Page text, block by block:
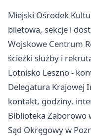
Miejski Ośrodek
biletowa, sekcje i
Wojskowe Centrum
ścieżki służby i
Lotnisko Leszno -
Delegatura Krajowej
kontakt, godziny,
Biblioteka Zaborowo
Sąd Okręgowy w